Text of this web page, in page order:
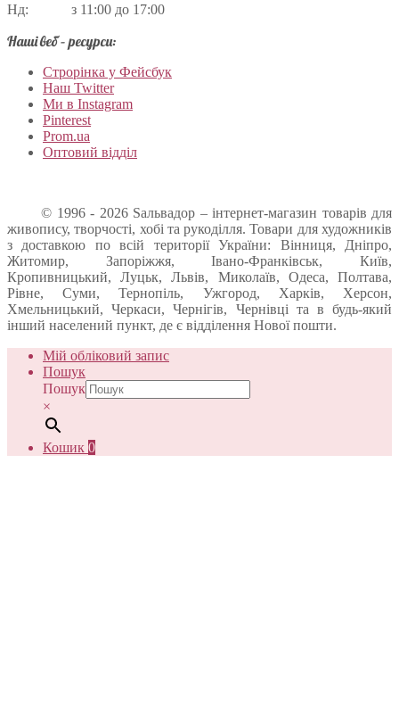
Нд: з 11:00 до 17:00
Наші веб – ресурси:
Строрінка у Фейсбук
Наш Twitter
Ми в Instagram
Pinterest
Prom.ua
Оптовий відділ
© 1996 - 2026 Sальвадор – інтернет-магазин товарів для
живопису, творчості, хобі та рукоділля. Товари для художників
з доставкою по всій території України: Вінниця, Дніпро,
Житомир, Запоріжжя, Івано-Франківськ, Київ,
Кропивницький, Луцьк, Львів, Миколаїв, Одеса, Полтава,
Рівне, Суми, Тернопіль, Ужгород, Харків, Херсон,
Хмельницький, Черкаси, Чернігів, Чернівці та в будь-який
інший населений пункт, де є відділення Нової пошти.
Мій обліковий запис
Пошук
Пошук
×
Кошик 0